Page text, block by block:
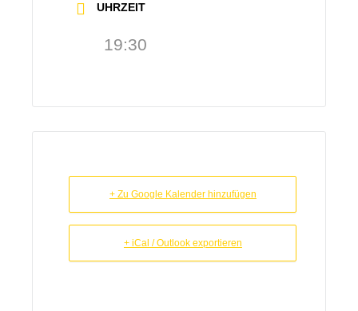
UHRZEIT
19:30
+ Zu Google Kalender hinzufügen
+ iCal / Outlook exportieren